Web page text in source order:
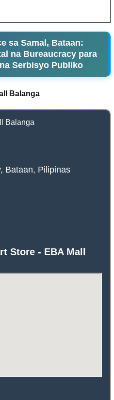
sa Samal, Bataan:
na Bureaucracy para
Serbisyo Publiko
Balanga
Bataan, Pilipinas
Store - EBA Mall